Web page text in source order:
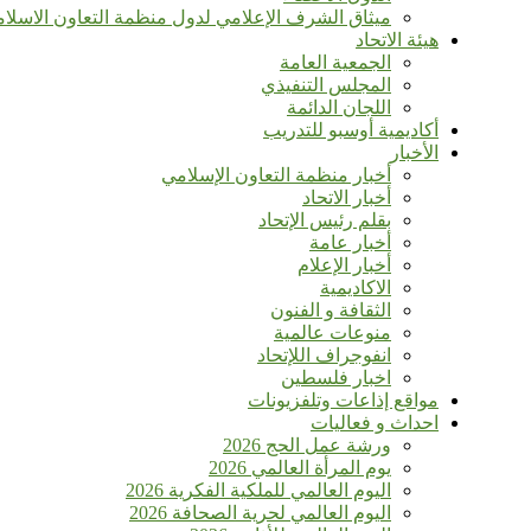
ميثاق الشرف الإعلامي لدول منظمة التعاون
هيئة الاتحاد
الجمعية العامة
المجلس التنفيذي
اللجان الدائمة
أكاديمية أوسبو للتدريب
الأخبار
أخبار منظمة التعاون الإسلامي
أخبار الاتحاد
بقلم رئيس الإتحاد
أخبار عامة
أخبار الإعلام
الاكاديمية
الثقافة و الفنون
منوعات عالمية
انفوجراف اللإتحاد
اخبار فلسطين
مواقع إذاعات وتلفزيونات
احداث و فعاليات
ورشة عمل الحج 2026
يوم المرأة العالمي 2026
اليوم العالمي للملكية الفكرية 2026
اليوم العالمي لحرية الصحافة 2026